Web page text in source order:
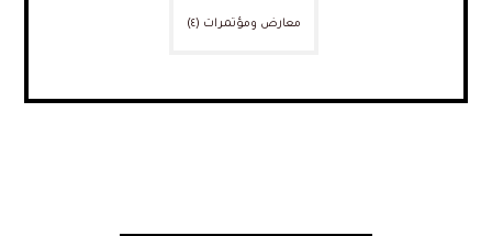
معارض ومؤتمرات (٤)